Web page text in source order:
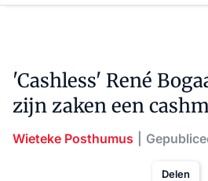
'Cashless' René
zijn zaken een
Wieteke Posthumus
Delen